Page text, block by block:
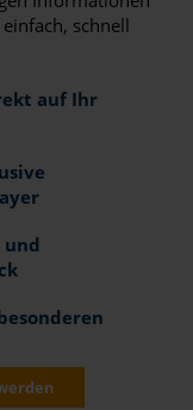
schnell
auf Ihr
und